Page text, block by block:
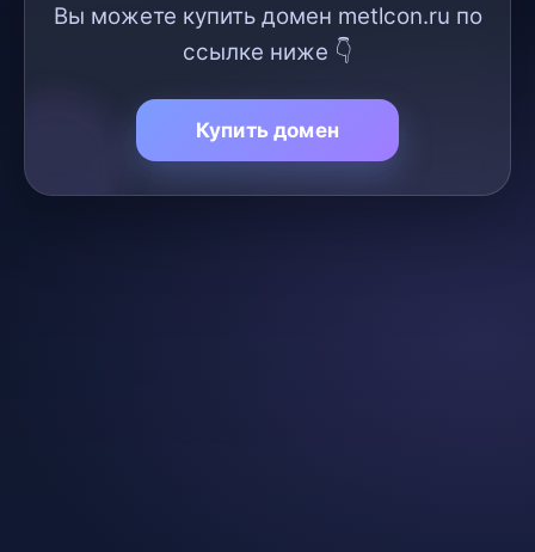
Вы можете купить домен metlcon.ru по
ссылке ниже 👇
Купить домен